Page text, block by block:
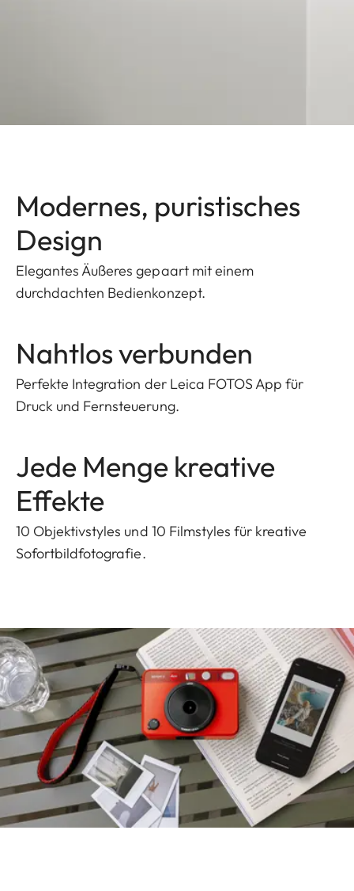
Modernes, puristisches
Design
Elegantes Äußeres gepaart mit einem
durchdachten Bedienkonzept.
Nahtlos verbunden
Perfekte Integration der Leica FOTOS App für
Druck und Fernsteuerung.
Jede Menge kreative
Effekte
10 Objektivstyles und 10 Filmstyles für kreative
Sofortbildfotografie.